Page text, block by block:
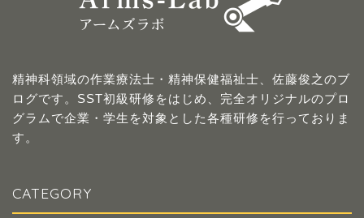
精神科領域の作業療法士・精神保健福祉士、佐藤俊之のブ
ログです。SST初級研修をはじめ、完全オリジナルのプロ
グラムで企業・学生を対象とした各種研修を行っておりま
す。
CATEGORY